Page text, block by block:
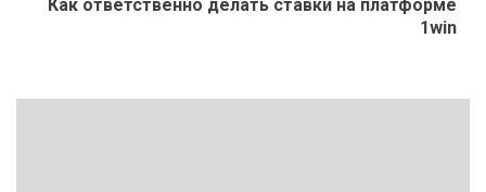
Как ответственно делать ставки на платформе
1win